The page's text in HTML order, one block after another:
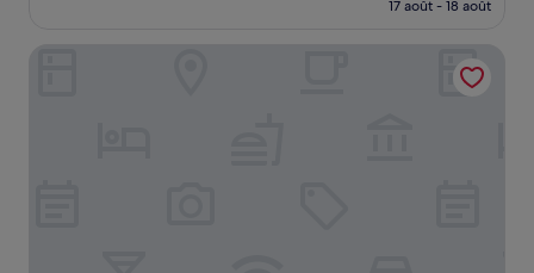
de
145 €
17 août - 18 août